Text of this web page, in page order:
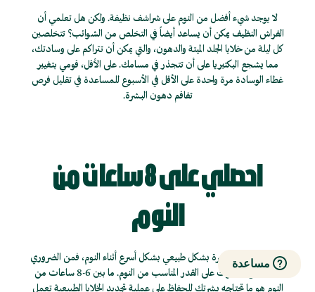
لا يوجد شيء أفضل من النوم على شراشف نظيفة. ولكن هل تعلمي أن
الفراش النظيف يمكن أن يساعد أيضاً في التخلص من الشوائب؟ تتخلصين
كل ليلة من خلايا الجلد الميتة والدهون، والتي يمكن أن تتراكم على وسادتك،
مما يشجع البكتيريا على أن تتجذر في مسامك. على الأقل، قومي بتغيير
غطاء الوسادة مرة واحدة على الأقل في الأسبوع للمساعدة في تقليل فرص
تفاقم دهون البشرة.
احصلي على 8 ساعات من
النوم
مع تجدد خلايا البشرة بشكل طبيعي بشكل أسرع أثناء النوم، فمن الضروري
التأكد من حصولك على القدر المناسب من النوم. ما بين 6-8 ساعات من
النوم هو ما تحتاجه بشرتك للحفاظ على عملية تجديد الخلايا الطبيعية تعمل
مساعدة